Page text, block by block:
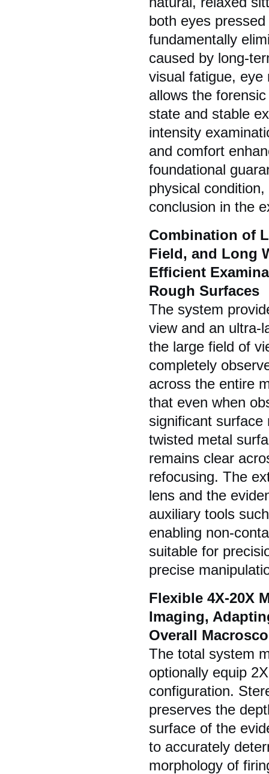
both eyes
fundamentally
caused by long-
visual fatigue, eye
allows the
state and stable
intensity
and comfort
foundational
physical
conclusion in the
Combination of
Field, and Long
Efficient
Rough Surfaces
The system
view and an ultra-
the large field of
completely
across the entire
that even when
significant
twisted metal
remains clear
refocusing. The
lens and the
auxiliary tools
enabling non-
suitable for
precise
Flexible 4X-20X
Imaging,
Overall
The total system
optionally equip
configuration.
preserves the
surface of the
to accurately
morphology of